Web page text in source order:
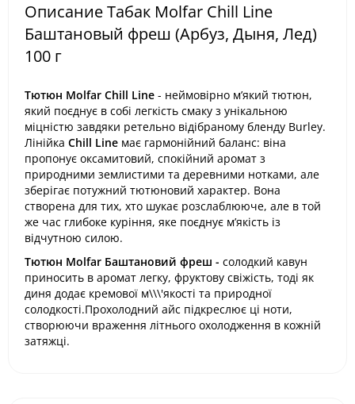
Описание Табак Molfar Chill Line
Баштановый фреш (Арбуз, Дыня, Лед)
100 г
Тютюн Molfar Chill Line - неймовірно м’який тютюн,
який поєднує в собі легкість смаку з унікальною
міцністю завдяки ретельно відібраному бленду Burley.
Лінійка Chill Line має гармонійний баланс: віна
пропонує оксамитовий, спокійний аромат з
природними землистими та деревними нотками, але
зберігає потужний тютюновий характер. Вона
створена для тих, хто шукає розслаблююче, але в той
же час глибоке куріння, яке поєднує м’якість із
відчутною силою.
Тютюн Molfar Баштановий фреш - солодкий кавун
приносить в аромат легку, фруктову свіжість, тоді як
диня додає кремової м\\\'якості та природної
солодкості.Прохолодний айс підкреслює ці ноти,
створюючи враження літнього охолодження в кожній
затяжці.